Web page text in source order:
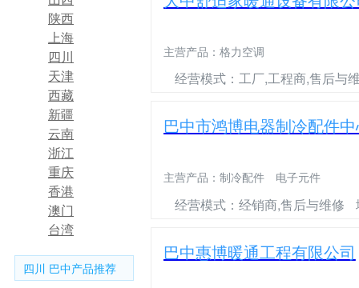
主营产品： 格力空调
经营模式：工厂,工程商,售后与
巴中市鸿博电器制冷配件
主营产品： 制冷配件 电子元件
经营模式：经销商,售后与维修
巴中惠博暖通工程有限公司
陕西
上海
四川
天津
西藏
新疆
云南
浙江
重庆
香港
澳门
台湾
四川 巴中产品推荐